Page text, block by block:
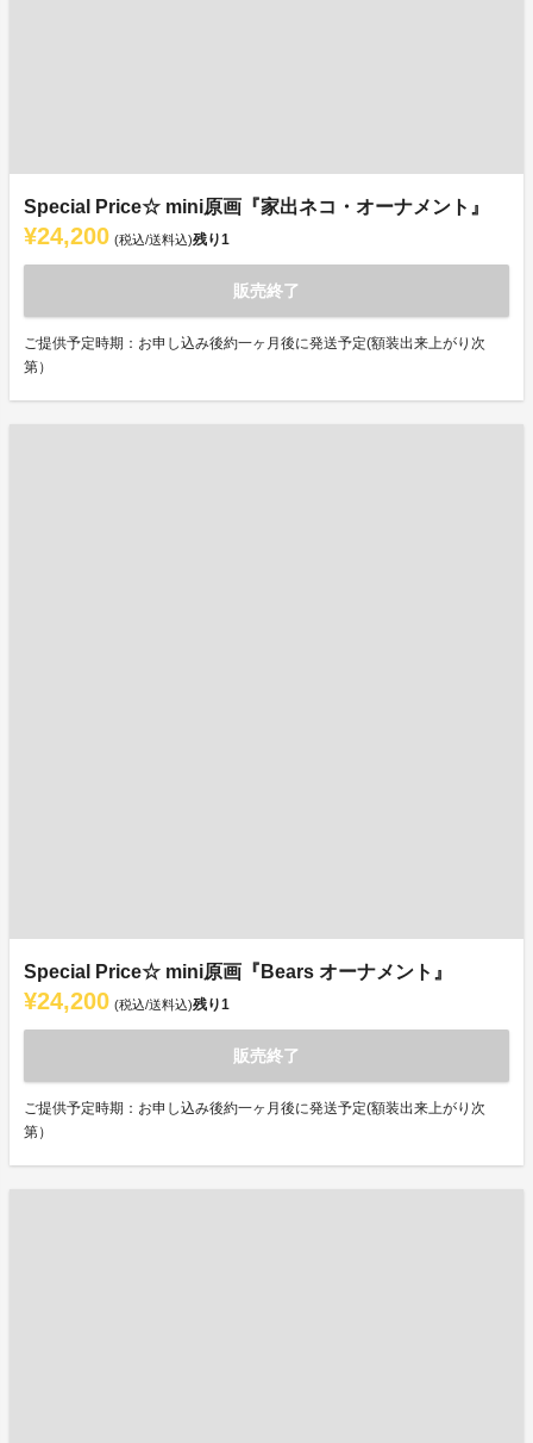
Special Price☆ mini原画『家出ネコ・オーナメント』
¥24,200 (税込/送料込)残り1
販売終了
ご提供予定時期：お申し込み後約一ヶ月後に発送予定(額装出来上がり次
第）
Special Price☆ mini原画『Bears オーナメント』
¥24,200 (税込/送料込)残り1
販売終了
ご提供予定時期：お申し込み後約一ヶ月後に発送予定(額装出来上がり次
第）